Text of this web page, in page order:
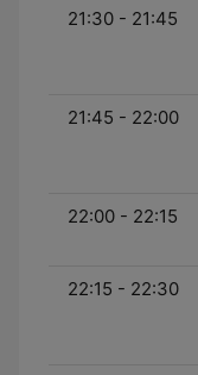
21:30 - 21:45
21:45 - 22:00
22:00 - 22:15
22:15 - 22:30